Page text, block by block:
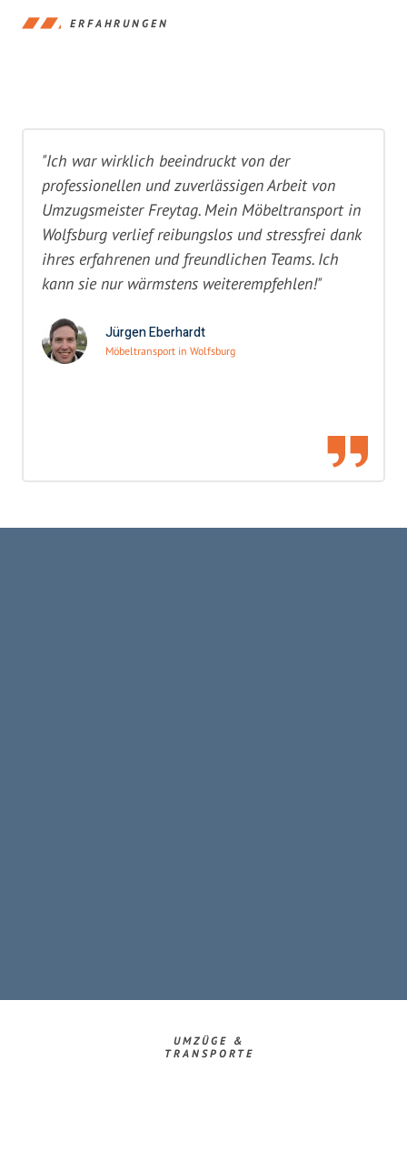
ERFAHRUNGEN
"Ich war wirklich beeindruckt von der
professionellen und zuverlässigen Arbeit von
Umzugsmeister Freytag. Mein Möbeltransport in
Wolfsburg verlief reibungslos und stressfrei dank
ihres erfahrenen und freundlichen Teams. Ich
kann sie nur wärmstens weiterempfehlen!"
Jürgen Eberhardt
Möbeltransport in Wolfsburg
UMZÜGE &
TRANSPORTE